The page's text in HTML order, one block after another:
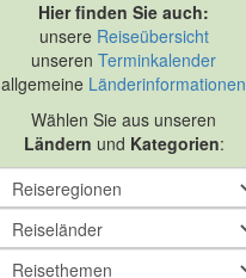
Hier finden Sie auch:
unsere Reiseübersicht
unserenTerminkalender
allgemeine Länderinformationen
Wählen Sie aus unseren
Ländern und Kategorien: